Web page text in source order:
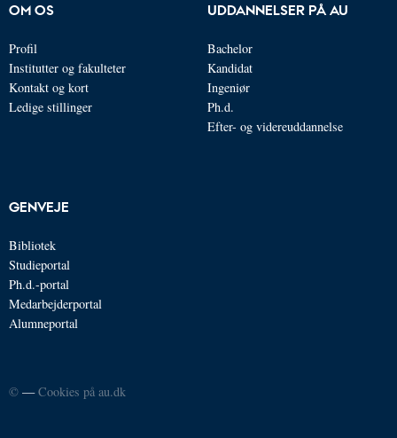
OM OS
Profil
Institutter og fakulteter
Kontakt og kort
Ledige stillinger
UDDANNELSER PÅ AU
Bachelor
Kandidat
Ingeniør
Ph.d.
Efter- og videreuddannelse
GENVEJE
Bibliotek
Studieportal
Ph.d.-portal
Medarbejderportal
Alumneportal
© —Cookies på au.dk